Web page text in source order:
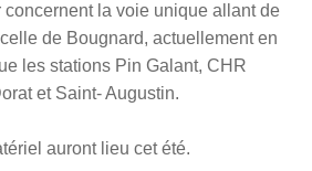
concernent la voie unique allant de
de Bougnard, actuellement en
les stations Pin Galant, CHR
et Saint- Augustin.
auront lieu cet été.